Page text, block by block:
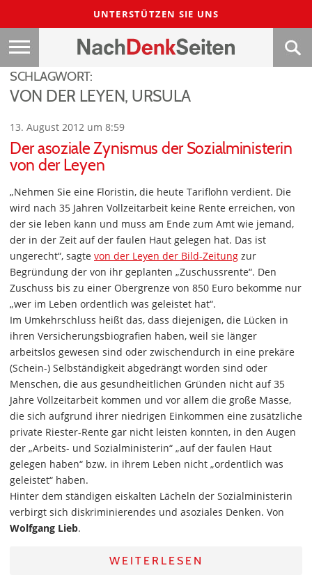
UNTERSTÜTZEN SIE UNS
SCHLAGWORT:
VON DER LEYEN, URSULA
13. August 2012 um 8:59
Der asoziale Zynismus der Sozialministerin
von der Leyen
„Nehmen Sie eine Floristin, die heute Tariflohn verdient. Die
wird nach 35 Jahren Vollzeitarbeit keine Rente erreichen, von
der sie leben kann und muss am Ende zum Amt wie jemand,
der in der Zeit auf der faulen Haut gelegen hat. Das ist
ungerecht“, sagte von der Leyen der Bild-Zeitung zur
Begründung der von ihr geplanten „Zuschussrente“. Den
Zuschuss bis zu einer Obergrenze von 850 Euro bekomme nur
„wer im Leben ordentlich was geleistet hat“.
Im Umkehrschluss heißt das, dass diejenigen, die Lücken in
ihren Versicherungsbiografien haben, weil sie länger
arbeitslos gewesen sind oder zwischendurch in eine prekäre
(Schein-) Selbständigkeit abgedrängt worden sind oder
Menschen, die aus gesundheitlichen Gründen nicht auf 35
Jahre Vollzeitarbeit kommen und vor allem die große Masse,
die sich aufgrund ihrer niedrigen Einkommen eine zusätzliche
private Riester-Rente gar nicht leisten konnten, in den Augen
der „Arbeits- und Sozialministerin“ „auf der faulen Haut
gelegen haben“ bzw. in ihrem Leben nicht „ordentlich was
geleistet“ haben.
Hinter dem ständigen eiskalten Lächeln der Sozialministerin
verbirgt sich diskriminierendes und asoziales Denken. Von
Wolfgang Lieb.
WEITERLESEN